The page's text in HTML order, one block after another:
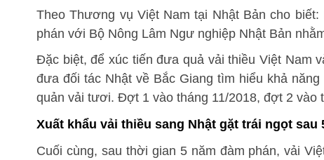
Theo Thương vụ Việt Nam tại Nhật Bản cho
phán với Bộ Nông Lâm Ngư nghiệp Nhật Bản
Đặc biệt, để xúc tiến đưa quả vải thiều Việt Nam
đưa đối tác Nhật về Bắc Giang tìm hiểu khả
quản vải tươi. Đợt 1 vào tháng 11/2018, đợt 2 vào
Xuất khẩu vải thiều sang Nhật gặt trái ngọt sau
Cuối cùng, sau thời gian 5 năm đàm phán, vải